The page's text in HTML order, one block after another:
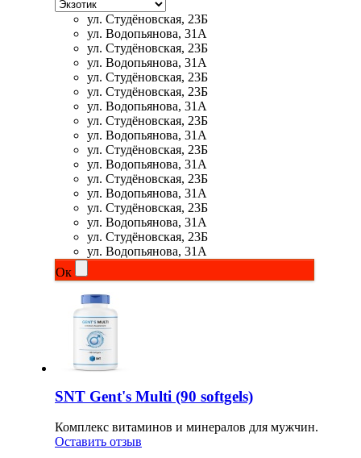
Шейкеры и бутылки
Подарочные сертификаты
Фитнес резинки
Полезные продукты
НАЗАД
Снеки и шоколад
Соусы и Топпинги
Распродажа!
Распродажа NOW
ул. Студёновская, 23Б
ул. Водопьянова, 31А
ул. Студёновская, 23Б
ул. Водопьянова, 31А
ул. Студёновская, 23Б
ул. Студёновская, 23Б
ул. Водопьянова, 31А
ул. Студёновская, 23Б
ул. Водопьянова, 31А
ул. Студёновская, 23Б
ул. Водопьянова, 31А
ул. Студёновская, 23Б
ул. Водопьянова, 31А
ул. Студёновская, 23Б
ул. Водопьянова, 31А
ул. Студёновская, 23Б
ул. Водопьянова, 31А
Ок
SNT Gent's Multi (90 softgels)
Комплекс витаминов и минералов для мужчин.
Оставить отзыв